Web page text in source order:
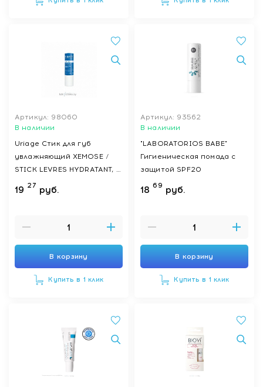
Артикул: 98060
В наличии
Uriage Стик для губ
увлажняющий XEMOSE /
STICK LEVRES HYDRATANT, 4
19 27 руб.
В корзину
Купить в 1 клик
Артикул: 93562
В наличии
"LABORATORIOS BABE"
Гигиеническая помада с
защитой SPF20
18 69 руб.
В корзину
Купить в 1 клик